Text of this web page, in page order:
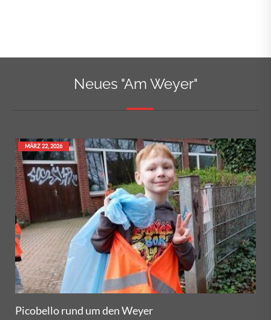
Neues "Am Weyer"
MÄRZ 22, 2026
Picobello rund um den Weyer